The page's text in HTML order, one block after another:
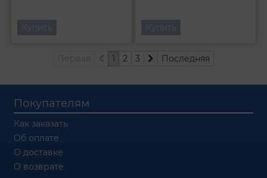
Купить Купить
1 2 3 Последняя
Покупателям
Как заказать
Об оплате
О доставке
О возврате